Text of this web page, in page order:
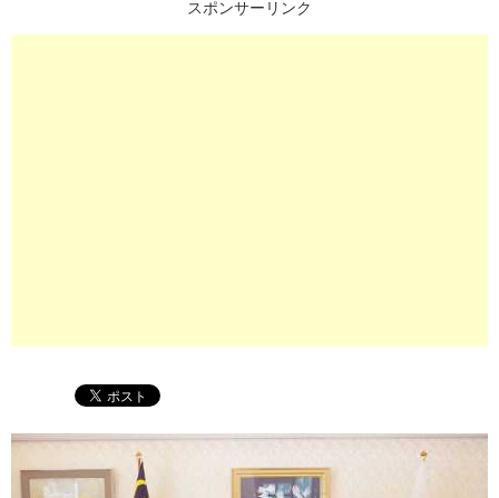
スポンサーリンク